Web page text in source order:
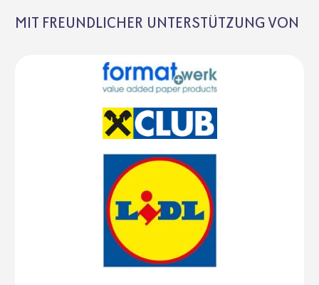
MIT FREUNDLICHER UNTERSTÜTZUNG VON